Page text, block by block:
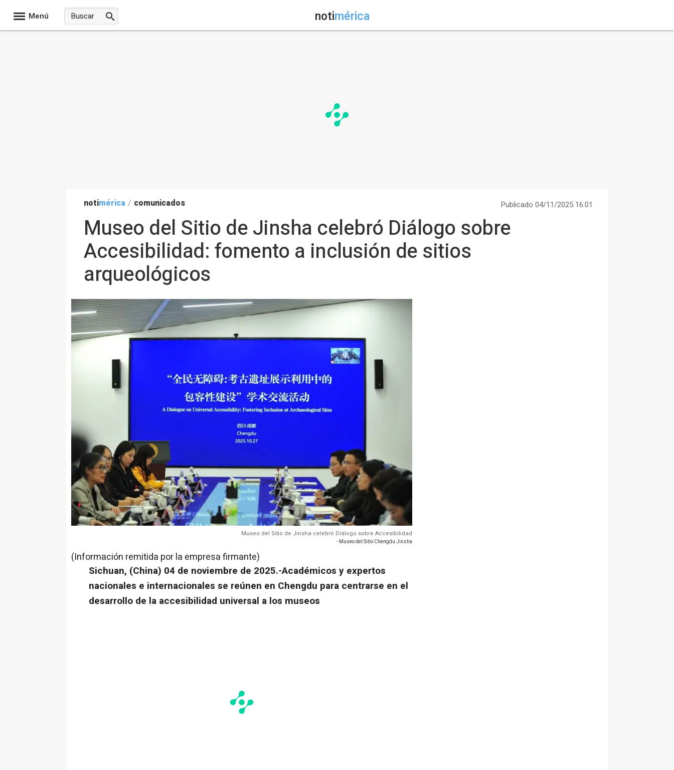
Menú notimérica
notimérica / comunicados Publicado 04/11/2025 16:01
Museo del Sitio de Jinsha celebró Diálogo sobre
Accesibilidad: fomento a inclusión de sitios
arqueológicos
Museo del Sitio de Jinsha celebró Diálogo sobre Accesibilidad
- Museo del Sitio Chengdu Jinsha
(Información remitida por la empresa firmante)
Sichuan, (China) 04 de noviembre de 2025.-Académicos y expertos
nacionales e internacionales se reúnen en Chengdu para centrarse en el
desarrollo de la accesibilidad universal a los museos